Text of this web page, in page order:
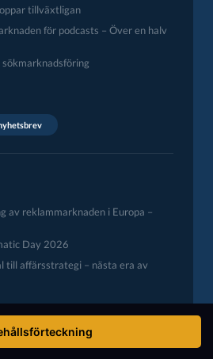
tillväxtligan
för podcasts – Över en halv
av reklammarknaden i Europa –
Day 2026
till affärsstrategi – nästa era av